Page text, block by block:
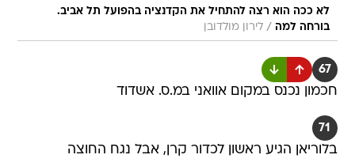
לא ככה הוא רצה להתחיל את הקדנציה בהפועל תל אביב.
בורחה למה / לירון מולדובן
67
חכמון נכנס במקום אוואני במ.ס. אשדוד
71
בלוריאן הגיע ראשון לכדור קרן, אבל נגח החוצה